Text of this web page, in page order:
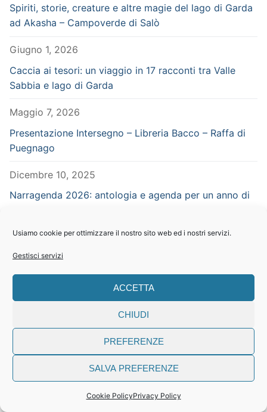
Usiamo cookie per ottimizzare il nostro sito web ed i nostri servizi.
Gestisci servizi
ACCETTA
CHIUDI
PREFERENZE
SALVA PREFERENZE
Cookie PolicyPrivacy Policy
Spiriti, storie, creature e altre magie del lago di Garda
ad Akasha – Campoverde di Salò
Giugno 1, 2026
Caccia ai tesori: un viaggio in 17 racconti tra Valle
Sabbia e lago di Garda
Maggio 7, 2026
Presentazione Intersegno – Libreria Bacco – Raffa di
Puegnago
Dicembre 10, 2025
Narragenda 2026: antologia e agenda per un anno di
Novembre 18, 2025
Conferenze al Festival Irlandese di Brescia con Simona
Cremonini
Novembre 12, 2025
Firmacopie – Libreria Saphira – Grazzano Visconti –
Settembre 29, 2025
CERCA NEL SITO